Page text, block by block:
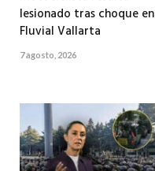
lesionado tras choque en
Fluvial Vallarta
7 agosto, 2026